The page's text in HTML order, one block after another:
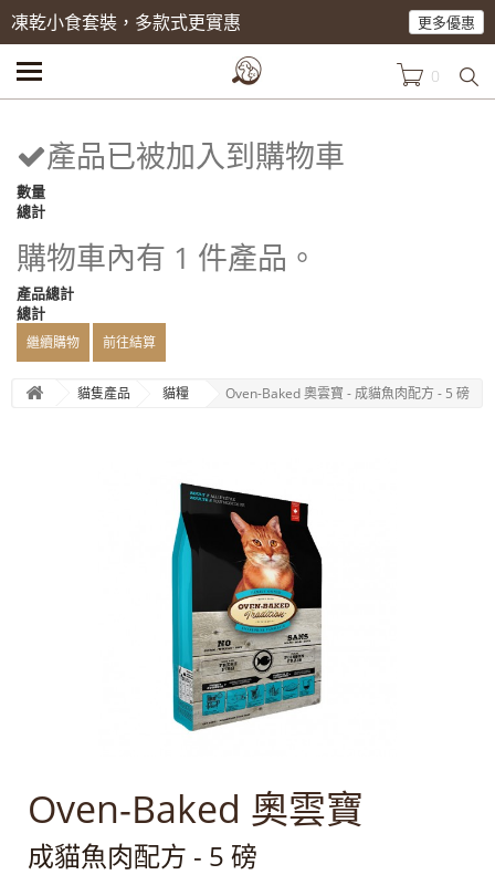
凍乾小食套裝，多款式更實惠 更多優惠
0
產品已被加入到購物車
數量
總計
購物車內有 1 件產品。
產品總計
總計
繼續購物 前往結算
貓隻產品 貓糧 Oven-Baked 奧雲寶 - 成貓魚肉配方 - 5 磅
Oven-Baked 奧雲寶
成貓魚肉配方 - 5 磅